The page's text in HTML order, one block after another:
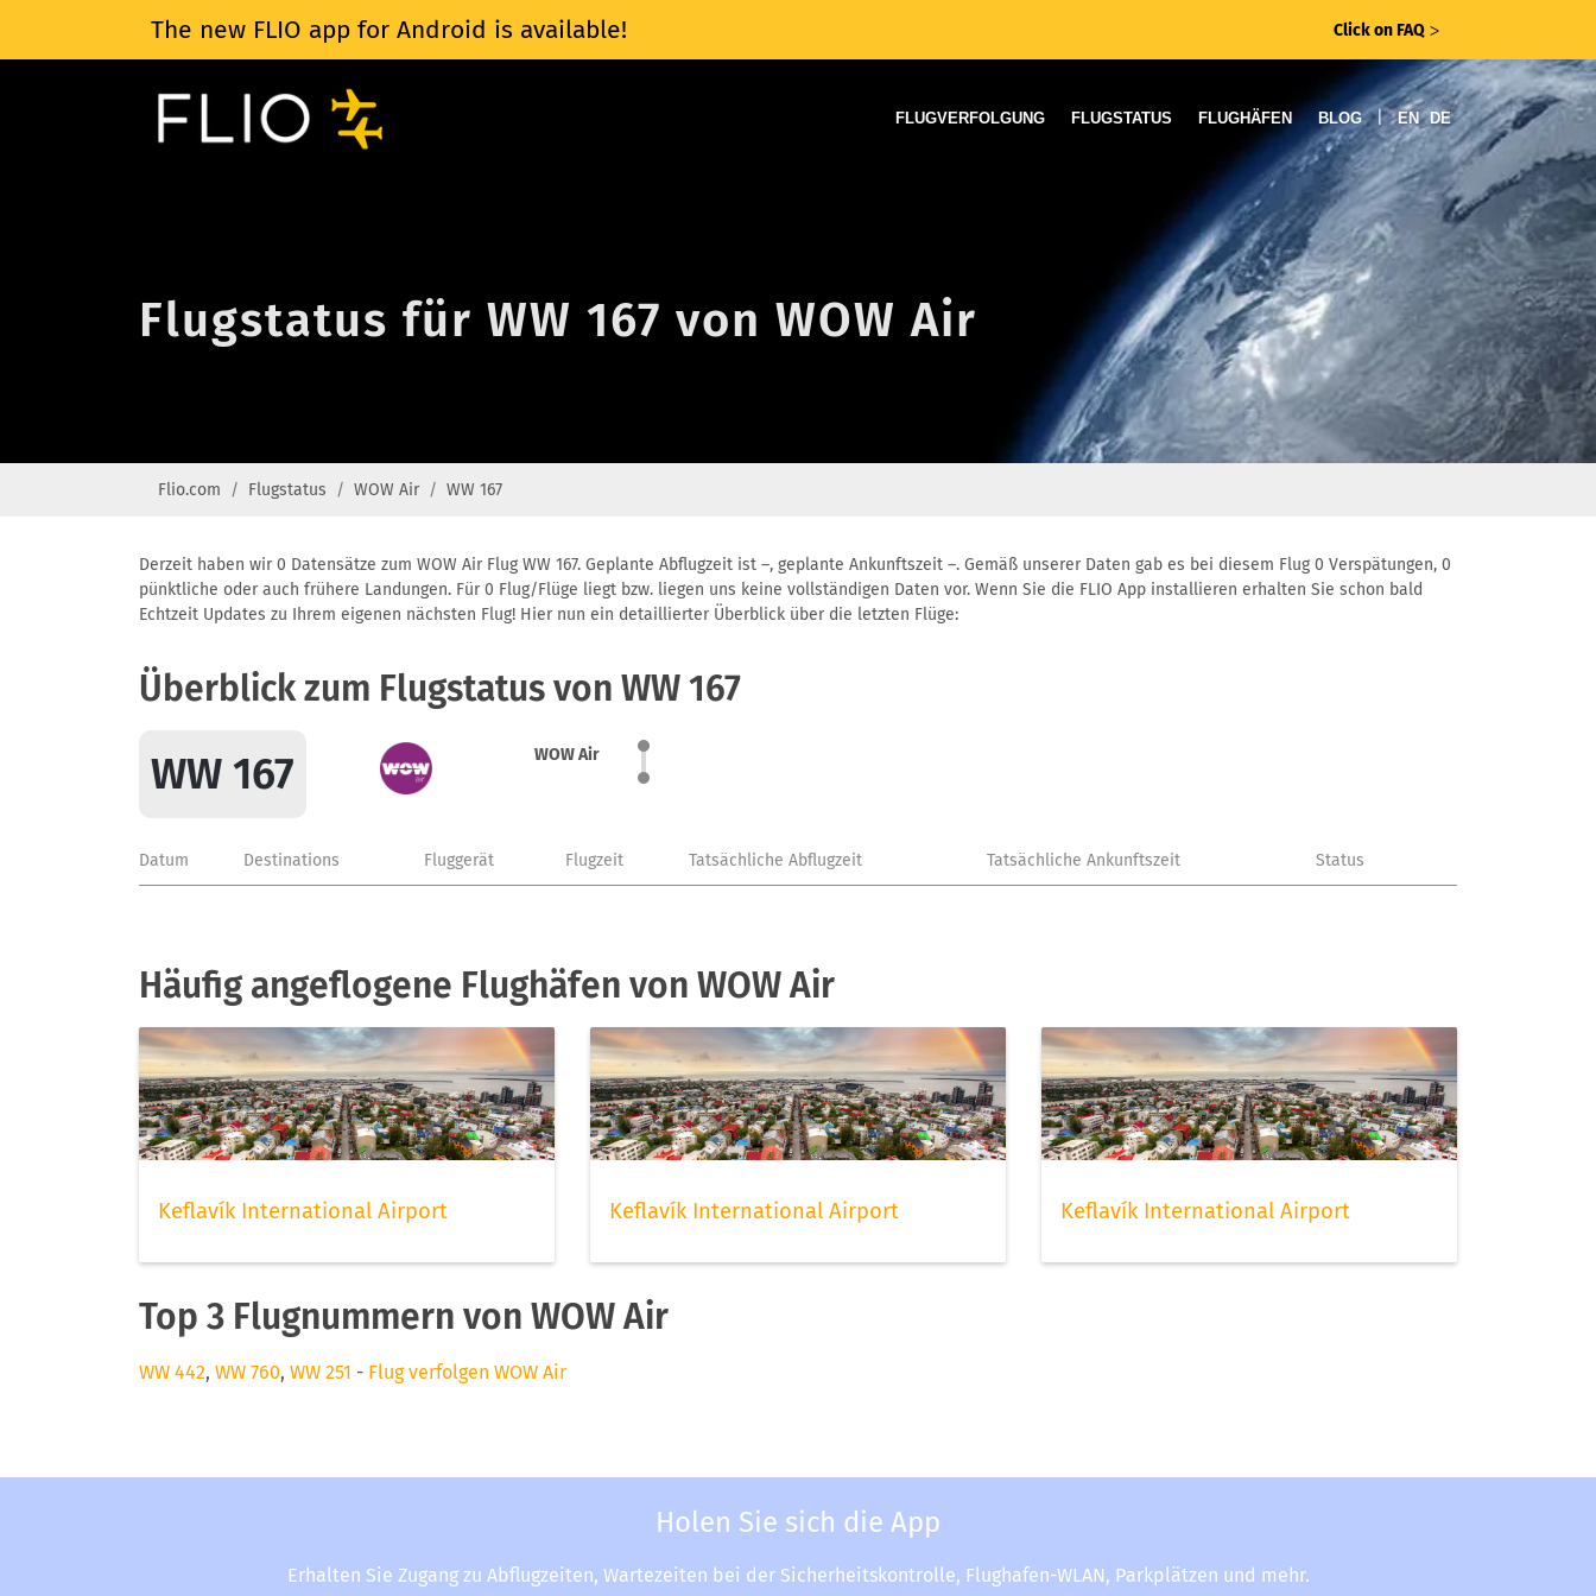
The new FLIO app for Android is available! Click on FAQ ᐳ
FLUGVERFOLGUNG FLUGSTATUS FLUGHÄFEN BLOG | EN DE
Flugstatus für WW 167 von WOW Air
Flio.com Flugstatus WOW Air WW 167
Derzeit haben wir 0 Datensätze zum WOW Air Flug WW 167. Geplante Abflugzeit ist –, geplante Ankunftszeit –. Gemäß unserer Daten gab es bei diesem Flug 0 Verspätungen, 0
pünktliche oder auch frühere Landungen. Für 0 Flug/Flüge liegt bzw. liegen uns keine vollständigen Daten vor. Wenn Sie die FLIO App installieren erhalten Sie schon bald
Echtzeit Updates zu Ihrem eigenen nächsten Flug! Hier nun ein detaillierter Überblick über die letzten Flüge:
Überblick zum Flugstatus von WW 167
WW 167 WOW Air
Datum Destinations Fluggerät Flugzeit Tatsächliche Abflugzeit Tatsächliche Ankunftszeit Status
Häufig angeflogene Flughäfen von WOW Air
Keflavík International Airport Keflavík International Airport Keflavík International Airport
Top 3 Flugnummern von WOW Air
WW 442, WW 760, WW 251 - Flug verfolgen WOW Air
Holen Sie sich die App
Erhalten Sie Zugang zu Abflugzeiten, Wartezeiten bei der Sicherheitskontrolle, Flughafen-WLAN, Parkplätzen und mehr.